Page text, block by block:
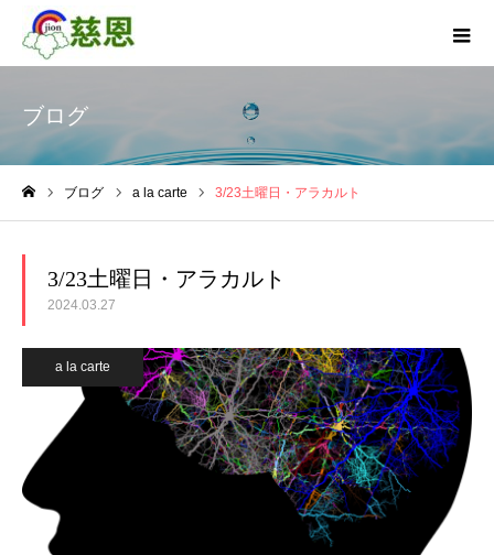
ブログ
ブログ a la carte 3/23土曜日・アラカルト
3/23土曜日・アラカルト
2024.03.27
a la carte